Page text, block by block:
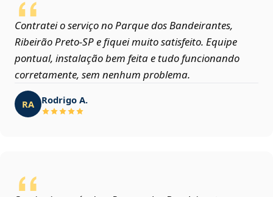
Contratei o serviço no Parque dos Bandeirantes,
Ribeirão Preto‑SP e fiquei muito satisfeito. Equipe
pontual, instalação bem feita e tudo funcionando
corretamente, sem nenhum problema.
RA Rodrigo A.